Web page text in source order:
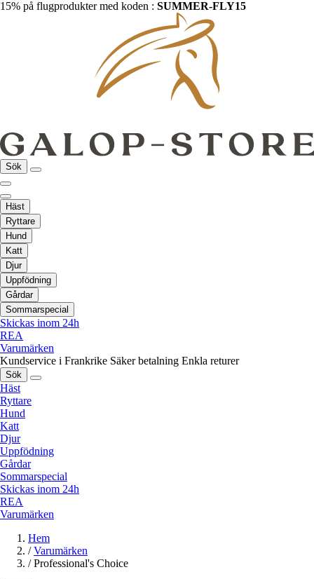
15% på flugprodukter med koden : SUMMER-FLY15
Sök
Häst
Ryttare
Hund
Katt
Djur
Uppfödning
Gårdar
Sommarspecial
Skickas inom 24h
REA
Varumärken
Kundservice i Frankrike Säker betalning Enkla returer
Sök
Häst
Ryttare
Hund
Katt
Djur
Uppfödning
Gårdar
Sommarspecial
Skickas inom 24h
REA
Varumärken
Hem
/ Varumärken
/ Professional's Choice